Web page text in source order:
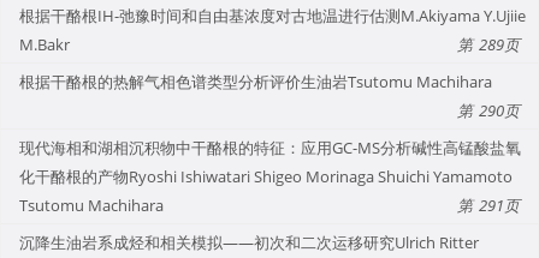
根据干酪根IH-弛豫时间和自由基浓度对古地温进行估测M.Akiyama Y.Ujiie
M.Bakr
289
根据干酪根的热解气相色谱类型分析评价生油岩Tsutomu Machihara
290
现代海相和湖相沉积物中干酪根的特征：应用GC-MS分析碱性高锰酸盐氧
化干酪根的产物Ryoshi Ishiwatari Shigeo Morinaga Shuichi Yamamoto
Tsutomu Machihara
291
沉降生油岩系成烃和相关模拟——初次和二次运移研究Ulrich Ritter